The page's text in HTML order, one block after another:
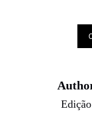
Edição